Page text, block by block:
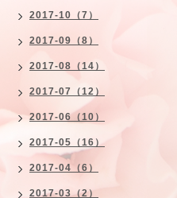
2017-10（7）
2017-09（8）
2017-08（14）
2017-07（12）
2017-06（10）
2017-05（16）
2017-04（6）
2017-03（2）